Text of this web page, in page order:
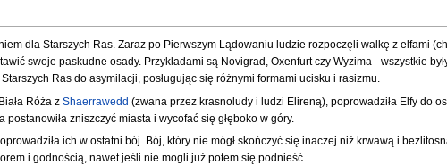
dla Starszych Ras. Zaraz po Pierwszym Lądowaniu ludzie rozpoczęli walkę z elfami
swoje paskudne osady. Przykładami są Novigrad, Oxenfurt czy Wyzima - wszystkie
Ras do asymilacji, posługując się różnymi formami ucisku i rasizmu.
, Biała Róża z Shaerrawedd (zwana przez krasnoludy i ludzi Elireną), poprowadziła Elfy do
zniszczyć miasta i wycofać się głęboko w góry.
ich w ostatni bój. Bój, który nie mógł skończyć się inaczej niż krwawą i
i godnością, nawet jeśli nie mogli już potem się podnieść.